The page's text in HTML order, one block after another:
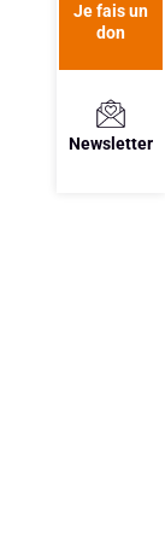
Je fais un
don
Newsletter